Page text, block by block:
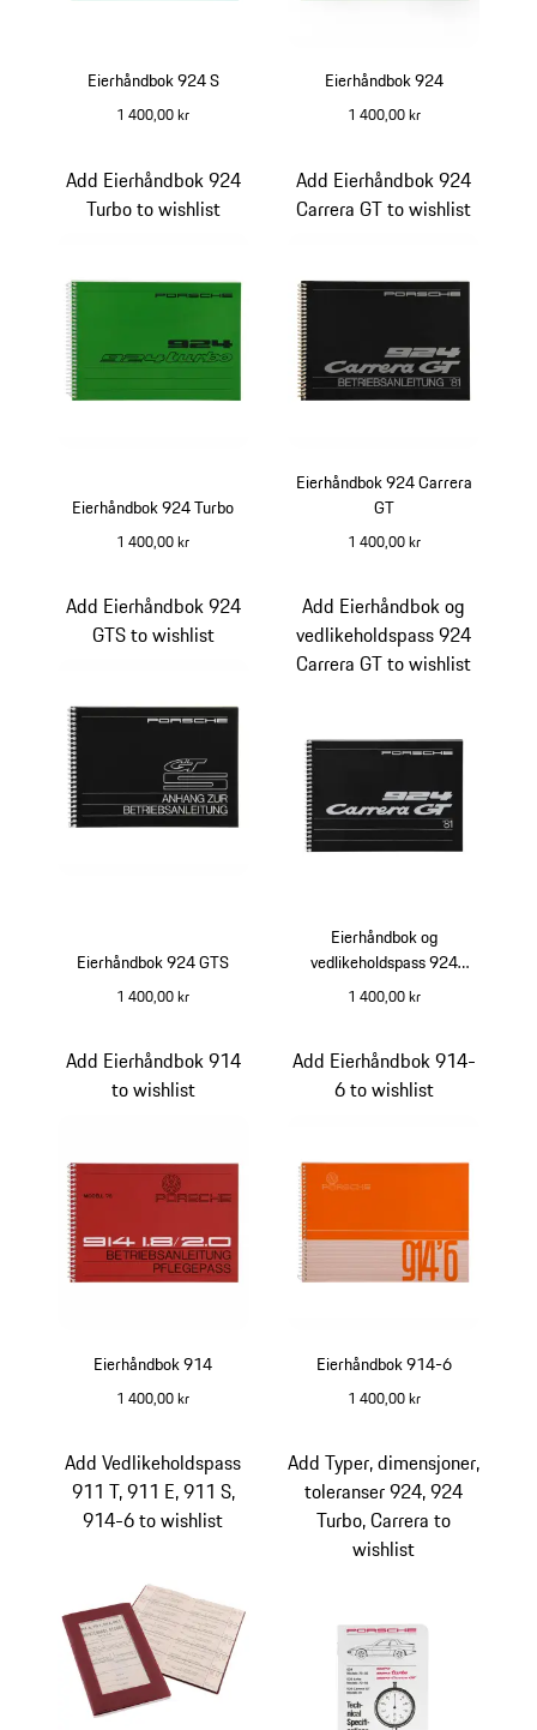
Eierhåndbok 924 S
1 400,00 kr
Eierhåndbok 924
1 400,00 kr
Eierhåndbok 924 Turbo
1 400,00 kr
Add Eierhåndbok 924
Turbo to wishlist
Eierhåndbok 924 Carrera
GT
1 400,00 kr
Add Eierhåndbok 924
Carrera GT to wishlist
Eierhåndbok 924 GTS
1 400,00 kr
Add Eierhåndbok 924
GTS to wishlist
Eierhåndbok og
vedlikeholdspass 924
Carrera GT
1 400,00 kr
Add Eierhåndbok og
vedlikeholdspass 924
Carrera GT to wishlist
Eierhåndbok 914
1 400,00 kr
Add Eierhåndbok 914
to wishlist
Eierhåndbok 914-6
1 400,00 kr
Add Eierhåndbok 914-
6 to wishlist
Add Vedlikeholdspass
911 T, 911 E, 911 S,
914-6 to wishlist
Add Typer, dimensjoner,
toleranser 924, 924
Turbo, Carrera to
wishlist